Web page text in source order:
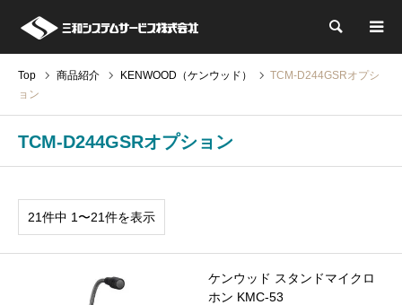
検索
Top 商品紹介 KENWOOD（ケンウッド）
TCM-D244GSRオプシ
ョン
TCM-D244GSRオプション
21件中 1〜21件を表示
ケンウッド スタンドマイクロ
ホン KMC-53